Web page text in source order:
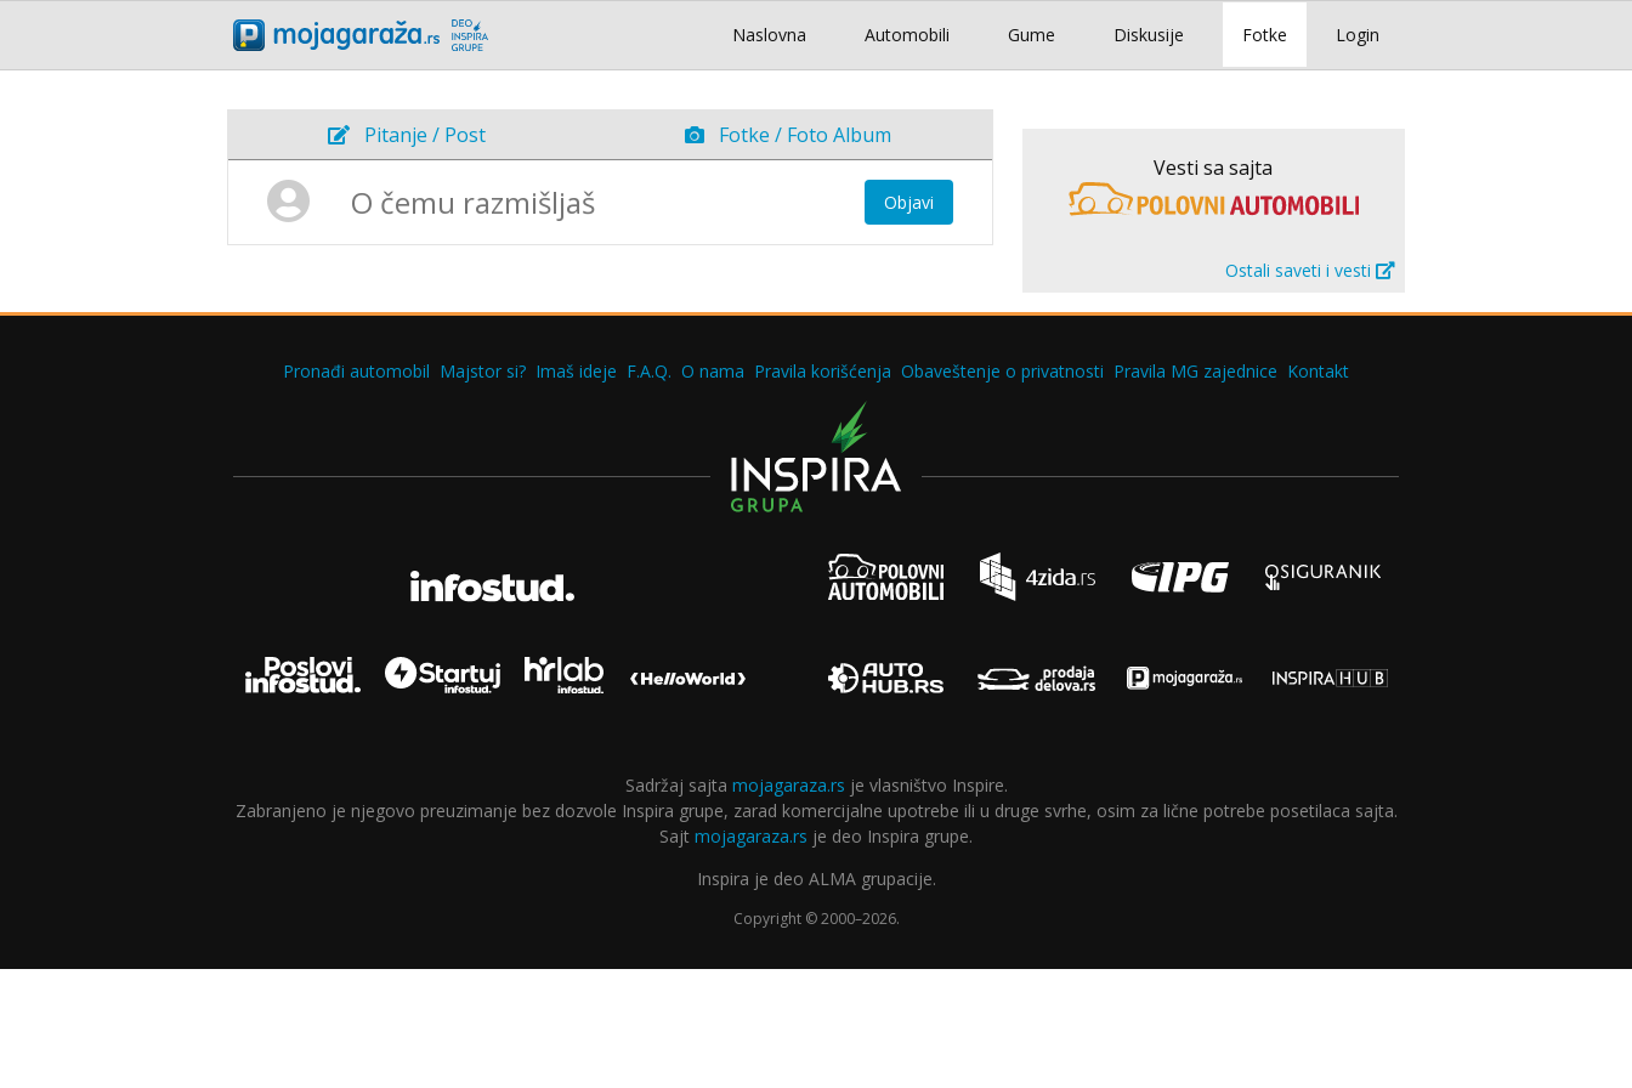
Login
Naslovna Automobili Gume Diskusije Fotke
Pitanje / Post Fotke / Foto Album
Objavi
Vesti sa sajta
Ostali saveti i vesti
Pronađi automobil Majstor si? Imaš ideje F.A.Q. O nama Pravila korišćenja Obaveštenje o privatnosti Pravila MG zajednice Kontakt
Sadržaj sajta mojagaraza.rs je vlasništvo Inspire.
Zabranjeno je njegovo preuzimanje bez dozvole Inspira grupe, zarad komercijalne upotrebe ili u druge svrhe, osim za lične potrebe posetilaca sajta.
Sajt mojagaraza.rs je deo Inspira grupe.
Inspira je deo ALMA grupacije.
Copyright © 2000–2026.